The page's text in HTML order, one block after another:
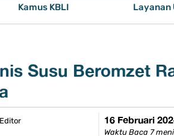
Kamus KBLI Layanan
Susu Beromzet
Editor
16 Februari
Waktu Baca 7